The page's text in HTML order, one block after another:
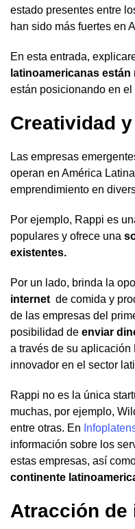
estado presentes entre
han sido más fuertes en
En esta entrada,
latinoamericanas
están posicionando en
Creatividad
Las empresas
operan en América
emprendimiento en
Por ejemplo, Rappi es
populares y ofrece una
existentes.
Por un lado, brinda la
internet de comida y
de las empresas del
posibilidad de enviar
a través de su
innovador en el sector
Rappi no es la única
muchas, por ejemplo,
entre otras. En
información sobre los
estas empresas, así
continente
Atracción de